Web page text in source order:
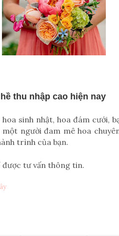
thu nhập cao hiện nay
sinh nhật, hoa đám cưới,
người đam mê hoa
trình của bạn.
được tư vấn thông tin.